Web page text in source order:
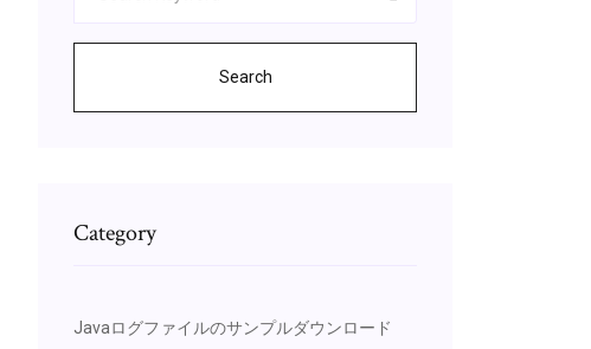
Search
Category
Javaログファイルのサンプルダウンロード